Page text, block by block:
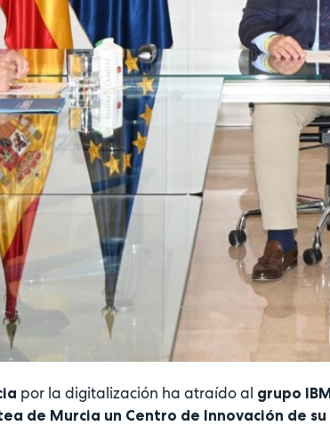
por la digitalización ha atraído al grupo
de Murcia un Centro de Innovación de